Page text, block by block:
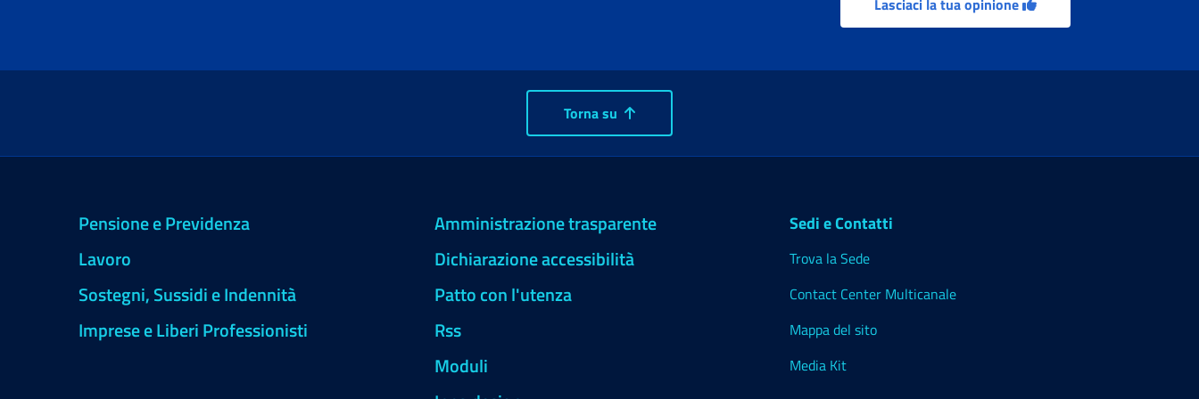
Lasciaci la tua opinione
Torna su
Pensione e Previdenza
Lavoro
Sostegni, Sussidi e Indennità
Imprese e Liberi Professionisti
Amministrazione trasparente
Dichiarazione accessibilità
Patto con l'utenza
Rss
Moduli
Sedi e Contatti
Trova la Sede
Contact Center Multicanale
Mappa del sito
Media Kit